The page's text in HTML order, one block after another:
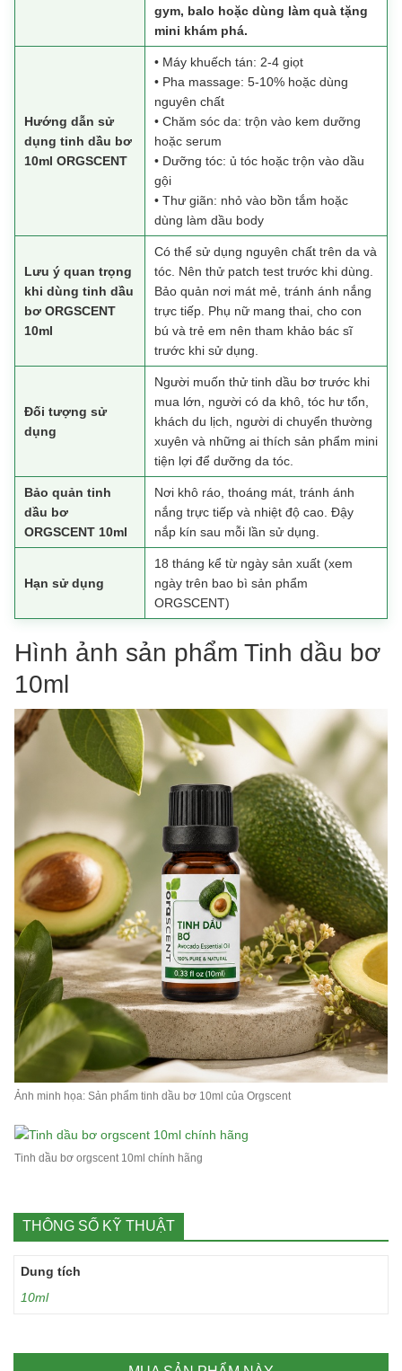
gym, balo hoặc dùng làm quà tặng
mini khám phá.
Hướng dẫn sử
dụng tinh dầu bơ
10ml ORGSCENT
• Máy khuếch tán: 2-4 giọt
• Pha massage: 5-10% hoặc dùng
nguyên chất
• Chăm sóc da: trộn vào kem dưỡng
hoặc serum
• Dưỡng tóc: ủ tóc hoặc trộn vào dầu
gội
• Thư giãn: nhỏ vào bồn tắm hoặc
dùng làm dầu body
Lưu ý quan trọng
khi dùng tinh dầu
bơ ORGSCENT
10ml
Có thể sử dụng nguyên chất trên da và
tóc. Nên thử patch test trước khi dùng.
Bảo quản nơi mát mẻ, tránh ánh nắng
trực tiếp. Phụ nữ mang thai, cho con
bú và trẻ em nên tham khảo bác sĩ
trước khi sử dụng.
Đối tượng sử
dụng
Người muốn thử tinh dầu bơ trước khi
mua lớn, người có da khô, tóc hư tổn,
khách du lịch, người di chuyển thường
xuyên và những ai thích sản phẩm mini
tiện lợi để dưỡng da tóc.
Bảo quản tinh
dầu bơ
ORGSCENT 10ml
Nơi khô ráo, thoáng mát, tránh ánh
nắng trực tiếp và nhiệt độ cao. Đậy
nắp kín sau mỗi lần sử dụng.
Hạn sử dụng
18 tháng kể từ ngày sản xuất (xem
ngày trên bao bì sản phẩm
ORGSCENT)
Hình ảnh sản phẩm Tinh dầu bơ
10ml
Ảnh minh họa: Sản phẩm tinh dầu bơ 10ml của Orgscent
Tinh dầu bơ orgscent 10ml chính hãng
THÔNG SỐ KỸ THUẬT
Dung tích
10ml